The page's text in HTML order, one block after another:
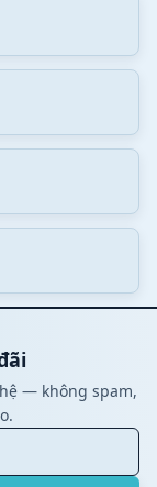
— không spam,